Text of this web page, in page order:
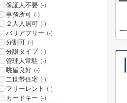
保証人不要 (-)
事務所可 (-)
２人入居可 (-)
バリアフリー (-)
分割可 (-)
分譲タイプ (-)
管理人常駐 (-)
眺望良好 (-)
二世帯住宅 (-)
フリーレント (-)
カードキー (-)